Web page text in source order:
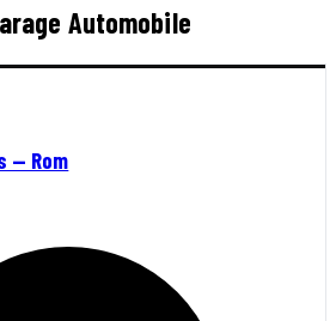
Automobile
— Rom